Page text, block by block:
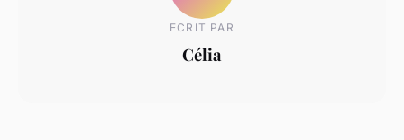
ECRIT PAR
Célia